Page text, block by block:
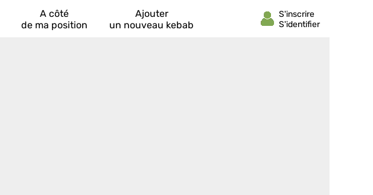
A côté
de ma position
Ajouter
un nouveau kebab